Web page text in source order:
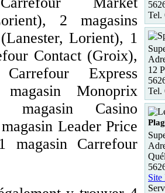
2 magasins
Lorient), 1
Contact (Groix),
Express
Monoprix
magasin Casino
Leader Price
magasin Carrefour
Tel.
12
Tel.
Site